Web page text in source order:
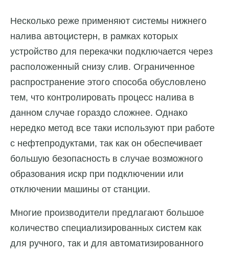
Несколько реже применяют системы нижнего
налива автоцистерн, в рамках которых
устройство для перекачки подключается через
расположенный снизу слив. Ограниченное
распространение этого способа обусловлено
тем, что контролировать процесс налива в
данном случае гораздо сложнее. Однако
нередко метод все таки используют при работе
с нефтепродуктами, так как он обеспечивает
большую безопасность в случае возможного
образования искр при подключении или
отключении машины от станции.
Многие производители предлагают большое
количество специализированных систем как
для ручного, так и для автоматизированного